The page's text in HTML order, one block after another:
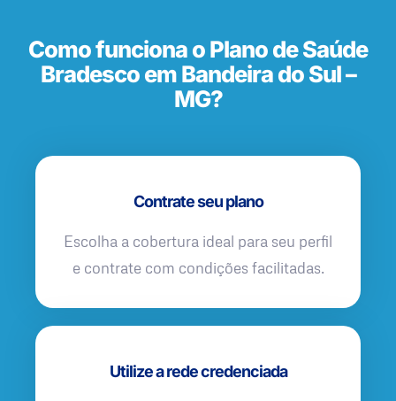
Como funciona o Plano de Saúde
Bradesco em Bandeira do Sul –
MG?
Contrate seu plano
Escolha a cobertura ideal para seu perfil
e contrate com condições facilitadas.
Utilize a rede credenciada